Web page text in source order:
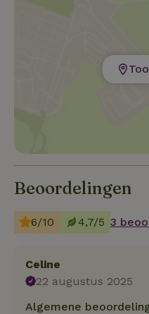
Beoordelingen
6/10 4,7/5 3
Celine
22 augustus 2025
Algemene